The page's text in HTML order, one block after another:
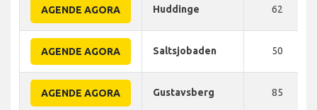
AGENDE AGORA Huddinge 62
AGENDE AGORA Saltsjobaden 50
AGENDE AGORA Gustavsberg 85